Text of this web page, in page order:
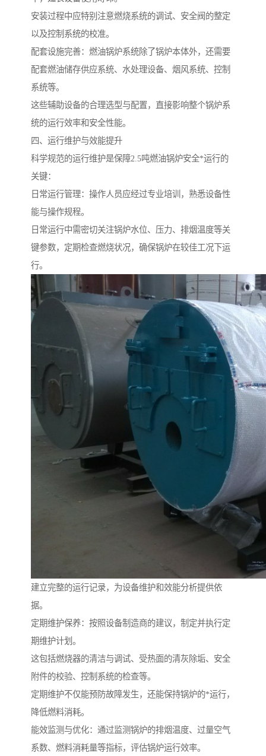
安装过程中应特别注意燃烧系统的调试、安全阀的整定
以及控制系统的校准。
配套设施完善：燃油锅炉系统除了锅炉本体外，还需要
配套燃油储存供应系统、水处理设备、烟风系统、控制
系统等。
这些辅助设备的合理选型与配置，直接影响整个锅炉系
统的运行效率和安全性能。
四、运行维护与效能提升
科学规范的运行维护是保障2.5吨燃油锅炉安全*运行的
关键：
日常运行管理：操作人员应经过专业培训，熟悉设备性
能与操作规程。
日常运行中需密切关注锅炉水位、压力、排烟温度等关
键参数，定期检查燃烧状况，确保锅炉在较佳工况下运
行。
建立完整的运行记录，为设备维护和效能分析提供依
据。
定期维护保养：按照设备制造商的建议，制定并执行定
期维护计划。
这包括燃烧器的清洁与调试、受热面的清灰除垢、安全
附件的校验、控制系统的检查等。
定期维护不仅能预防故障发生，还能保持锅炉的*运行，
降低燃料消耗。
能效监测与优化：通过监测锅炉的排烟温度、过量空气
系数、燃料消耗量等指标，评估锅炉运行效率。